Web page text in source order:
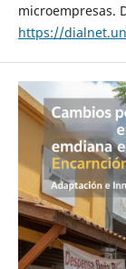
microempresas.
https://